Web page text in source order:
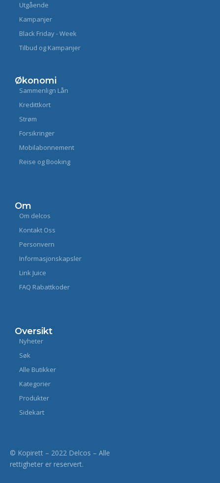
Utgående
Kampanjer
Black Friday - Week
Tilbud og Kampanjer
Økonomi
Sammenlign Lån
Kredittkort
Strøm
Forsikringer
Mobilabonnement
Reise og Booking
Om
Om delcos
Kontakt Oss
Personvern
Informasjonskapsler
Link Juice
FAQ Rabattkoder
Oversikt
Nyheter
Søk
Alle Butikker
Kategorier
Produkter
Sidekart
© Kopirett – 2022 Delcos – Alle
rettigheter er reservert.